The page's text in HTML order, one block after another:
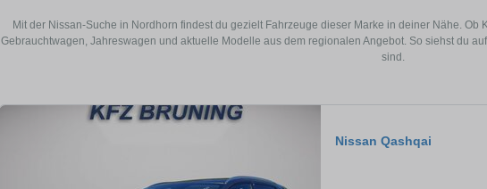
Mit der Nissan-Suche in Nordhorn findest du gezielt Fahrzeuge dieser Marke in deiner Nähe.
Gebrauchtwagen, Jahreswagen und aktuelle Modelle aus dem regionalen Angebot. So siehst du
sind.
Nissan Qashqai